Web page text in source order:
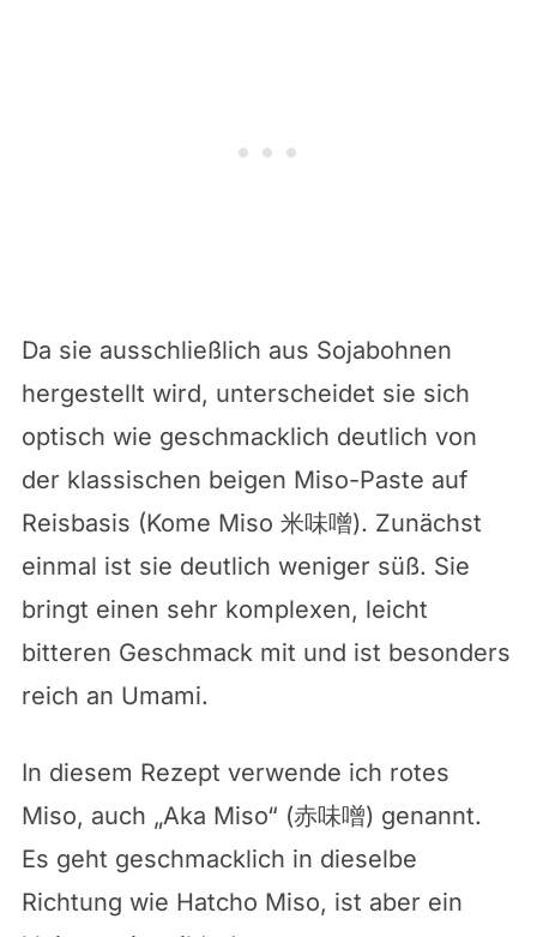
Da sie ausschließlich aus Sojabohnen
hergestellt wird, unterscheidet sie sich
optisch wie geschmacklich deutlich von
der klassischen beigen Miso-Paste auf
Reisbasis (Kome Miso 米味噌). Zunächst
einmal ist sie deutlich weniger süß. Sie
bringt einen sehr komplexen, leicht
bitteren Geschmack mit und ist besonders
reich an Umami.
In diesem Rezept verwende ich rotes
Miso, auch „Aka Miso“ (赤味噌) genannt.
Es geht geschmacklich in dieselbe
Richtung wie Hatcho Miso, ist aber ein